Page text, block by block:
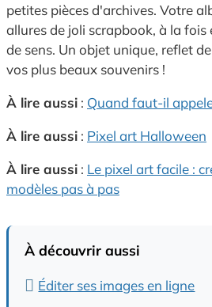
petites pièces d'archives. Votre
allures de joli scrapbook, à la
de sens. Un objet unique, reflet
vos plus beaux souvenirs !
À lire aussi : Quand faut-il
À lire aussi : Pixel art Halloween
À lire aussi : Le pixel art facile :
modèles pas à pas
À découvrir aussi
Éditer ses images en ligne